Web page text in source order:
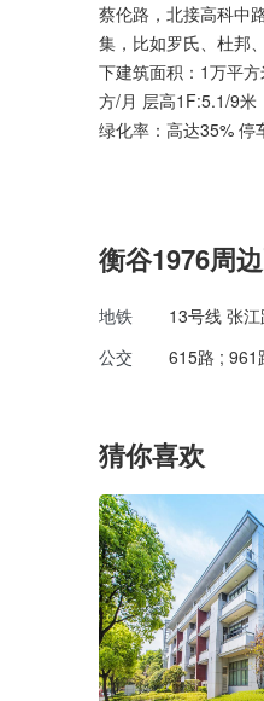
蔡伦路，北接高科中
集，比如罗氏、杜邦
下建筑面积：1万平
方/月 层高1F:5.1/9米
绿化率：高达35% 停
衡谷1976周
地铁
13号线 张
公交
615路 ; 961
猜你喜欢